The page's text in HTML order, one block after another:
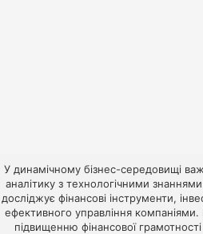
У динамічному бізнес-середовищі
аналітику з технологічними
досліджує фінансові інструменти,
ефективного управління
підвищенню фінансової